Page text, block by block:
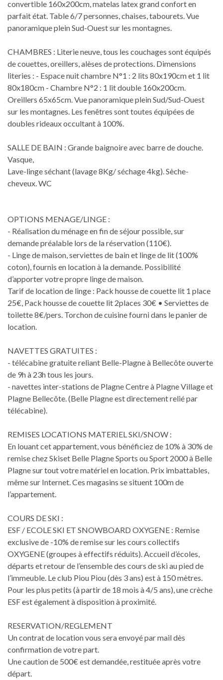
convertible 160x200cm, matelas latex grand confort en
parfait état. Table 6/7 personnes, chaises, tabourets. Vue
panoramique plein Sud-Ouest sur les montagnes.
CHAMBRES : Literie neuve, tous les couchages sont équipés
de couettes, oreillers, alèses de protections. Dimensions
literies : - Espace nuit chambre N°1 : 2 lits 80x190cm et 1 lit
80x180cm - Chambre N°2 : 1 lit double 160x200cm.
Oreillers 65x65cm. Vue panoramique plein Sud/Sud-Ouest
sur les montagnes. Les fenêtres sont toutes équipées de
doubles rideaux occultant à 100%.
SALLE DE BAIN : Grande baignoire avec barre de douche.
Vasque,
Lave-linge séchant (lavage 8Kg/ séchage 4kg). Sèche-
cheveux. WC
OPTIONS MENAGE/LINGE :
- Réalisation du ménage en fin de séjour possible, sur
demande préalable lors de la réservation (110€).
- Linge de maison, serviettes de bain et linge de lit (100%
coton), fournis en location à la demande. Possibilité
d’apporter votre propre linge de maison.
Tarif de location de linge : Pack housse de couette lit 1 place
25€, Pack housse de couette lit 2places 30€ • Serviettes de
toilette 8€/pers. Torchon de cuisine fourni dans le panier de
location.
NAVETTES GRATUITES :
- télécabine gratuite reliant Belle-Plagne à Bellecôte ouverte
de 9h à 23h tous les jours.
- navettes inter-stations de Plagne Centre à Plagne Village et
Plagne Bellecôte. (Belle Plagne est directement relié par
télécabine).
REMISES LOCATIONS MATERIEL SKI/SNOW :
En louant cet appartement, vous bénéficiez de 10% à 30% de
remise chez Skiset Belle Plagne Sports ou Sport 2000 à Belle
Plagne sur tout votre matériel en location. Prix imbattables,
même sur Internet. Ces magasins se situent 100m de
l’appartement.
COURS DE SKI :
ESF / ECOLE SKI ET SNOWBOARD OXYGENE : Remise
exclusive de -10% de remise sur les cours collectifs
OXYGENE (groupes à effectifs réduits). Accueil d’écoles,
départs et retour de l’ensemble des cours de ski au pied de
l’immeuble. Le club Piou Piou (dès 3 ans) est à 150 mètres.
Pour les plus petits (à partir de 18 mois à 4/5 ans), une crèche
ESF est également à disposition à proximité.
RESERVATION/REGLEMENT
Un contrat de location vous sera envoyé par mail dès
confirmation de votre part.
Une caution de 500€ est demandée, restituée après votre
départ.